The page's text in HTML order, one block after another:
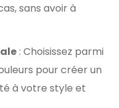
sans avoir à
: Choisissez parmi
pour créer un
à votre style et